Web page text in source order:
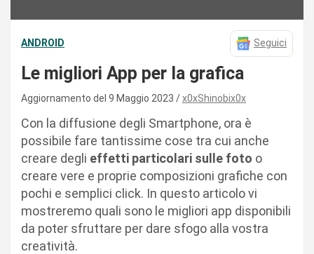
ANDROID Seguici
Le migliori App per la grafica
Aggiornamento del 9 Maggio 2023 x0xShinobix0x
Con la diffusione degli Smartphone, ora è
possibile fare tantissime cose tra cui anche
creare degli effetti particolari sulle foto o
creare vere e proprie composizioni grafiche con
pochi e semplici click. In questo articolo vi
mostreremo quali sono le migliori app disponibili
da poter sfruttare per dare sfogo alla vostra
creatività.